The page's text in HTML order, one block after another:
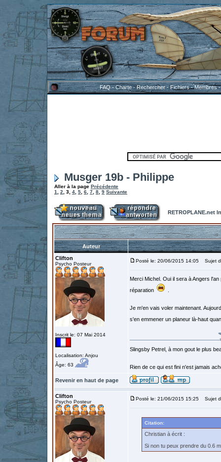
FAQ-Charte-Rechercher-Fichiers-Membres
Musger 19b - Philippe
Aller à la page Précédente
1
2 3 4 5 6 7 8 9 Suivante
RETROPLANE.net
Auteur
Clifton
Psycho Posteur
Inscrit le: 07 Mai 2014
Localisation: Anjou
Âge: 63
Posté le: 20/06/2015 14:05 Sujet
Merci Michel. Oui il sera à Angers
réparation
Je m'en vais voler maintenant.
s'en emmener un planeur là-haut
Slingsby Petrel, à mon gout le plus
Rien de ce qui est fini n'est jamais
Revenir en haut de page
Clifton
Psycho Posteur
Posté le: 21/06/2015 15:25 Sujet
Citation:
Christian à écrit :
Si non tu peux prendre du 0.6